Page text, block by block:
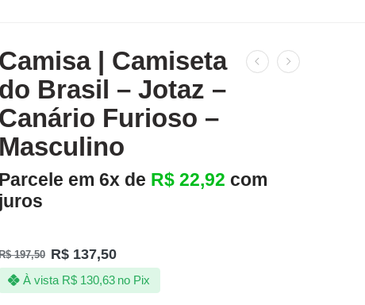
Camisa | Camiseta
do Brasil – Jotaz –
Canário Furioso –
Masculino
Parcele em 6x de R$ 22,92 com
juros
197,50 R$ 137,50
À vista R$130,63 no Pix